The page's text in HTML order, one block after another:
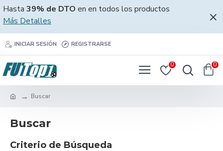
Hasta 39% de DTO en en todos los productos
Más Detalles
INICIAR SESIÓN REGISTRARSE
0 0
Buscar
Buscar
Criterio de Búsqueda